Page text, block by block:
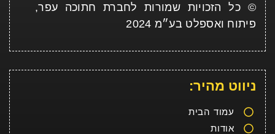
© כל הזכויות שמורות לחברת חתוכה עפר,
פיתוח ואספלט בע״מ 2024
ניווט מהיר:
עמוד הבית
אודות